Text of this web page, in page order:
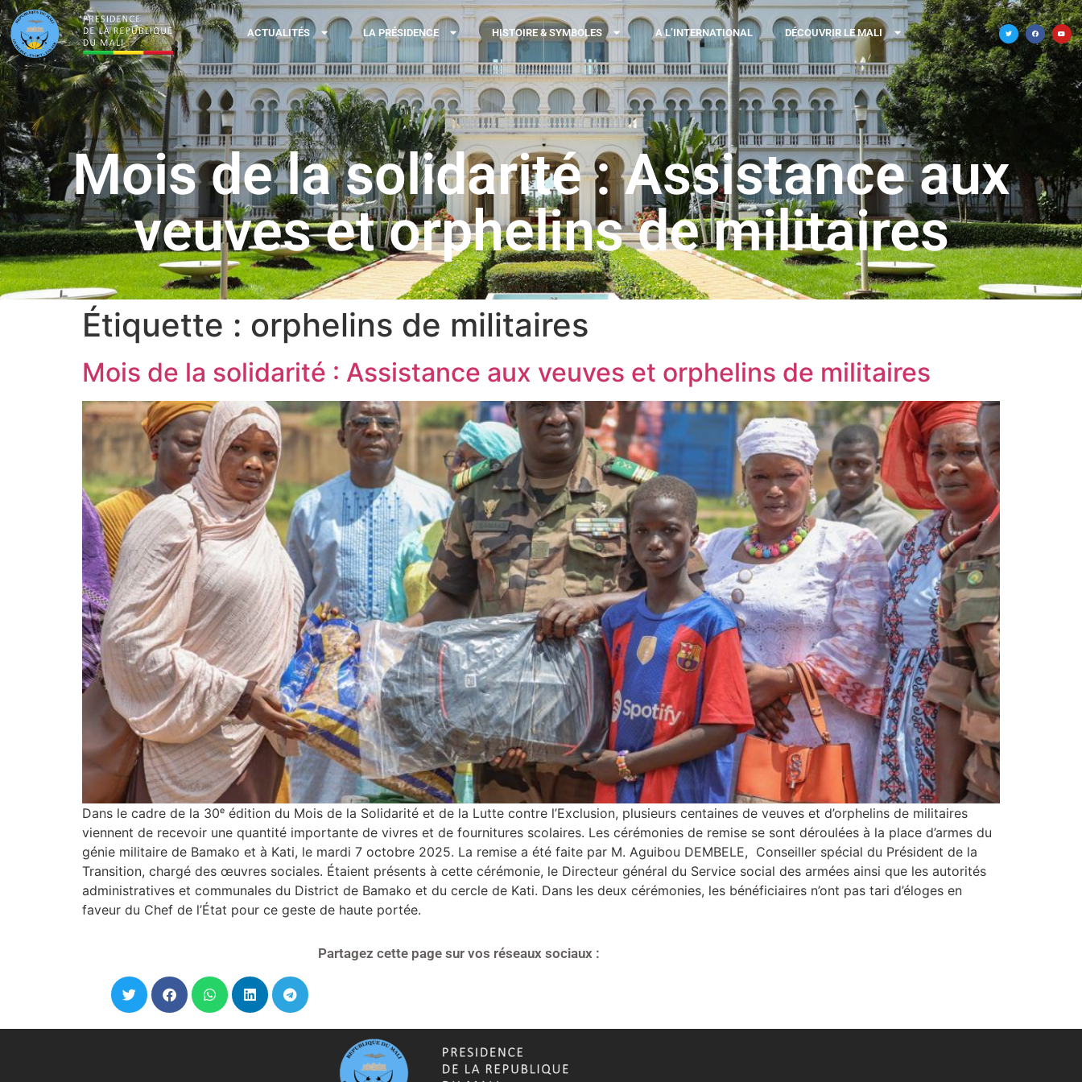
ACTUALITÉS LA PRÉSIDENCE HISTOIRE & SYMBOLES A L’INTERNATIONAL DÉCOUVRIR LE MALI
Mois de la solidarité : Assistance aux
veuves et orphelins de militaires
Étiquette : orphelins de militaires
Mois de la solidarité : Assistance aux veuves et orphelins de militaires
Dans le cadre de la 30ᵉ édition du Mois de la Solidarité et de la Lutte contre l’Exclusion, plusieurs centaines de veuves et d’orphelins de militaires
viennent de recevoir une quantité importante de vivres et de fournitures scolaires. Les cérémonies de remise se sont déroulées à la place d’armes du
génie militaire de Bamako et à Kati, le mardi 7 octobre 2025. La remise a été faite par M. Aguibou DEMBELE, Conseiller spécial du Président de la
Transition, chargé des œuvres sociales. Étaient présents à cette cérémonie, le Directeur général du Service social des armées ainsi que les autorités
administratives et communales du District de Bamako et du cercle de Kati. Dans les deux cérémonies, les bénéficiaires n’ont pas tari d’éloges en
faveur du Chef de l’État pour ce geste de haute portée.
Partagez cette page sur vos réseaux sociaux :